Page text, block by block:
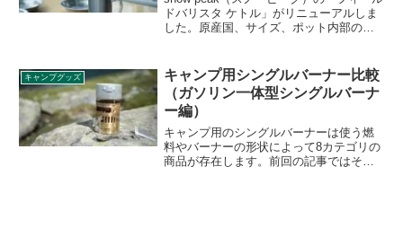
ドバリスタ ケトル」がリニューアルしま
した。原産国、サイズ、ポット内部の外
細をレビューします。
キャンプグッズ
キャンプ用シングルバーナー比較
（ガソリン一体型シングルバーナ
ー編）
キャンプ用のシングルバーナーは使う燃
料やバーナーの形状によって8カテゴリの
商品が存在します。前回の記事ではその